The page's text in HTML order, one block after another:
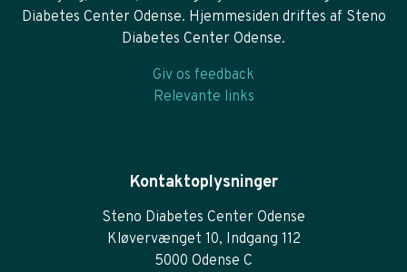
Diabetes Center Odense. Hjemmesiden driftes af Steno
Diabetes Center Odense.
Giv os feedback
Relevante links
Kontaktoplysninger
Steno Diabetes Center Odense
Kløvervænget 10, Indgang 112
5000 Odense C